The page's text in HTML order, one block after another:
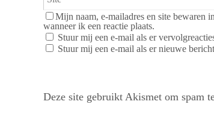
Mijn naam, e-mailadres en site bewaren
wanneer ik een reactie plaats.
Stuur mij een e-mail als er
Stuur mij een e-mail als er nieuwe
Deze site gebruikt Akismet om spam